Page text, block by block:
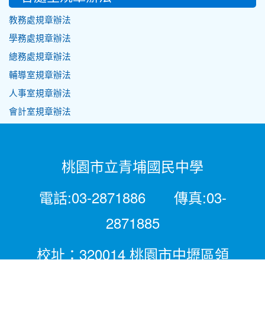
教務處規章辦法
學務處規章辦法
總務處規章辦法
輔導室規章辦法
人事室規章辦法
會計室規章辦法
桃園市立青埔國民中學
電話:03-2871886 傳真:03-
2871885
校址：320014 桃園市中壢區領